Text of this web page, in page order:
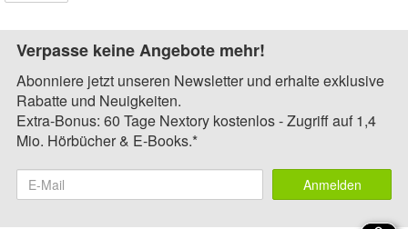
Verpasse keine Angebote mehr!
Abonniere jetzt unseren Newsletter und erhalte exklusive
Rabatte und Neuigkeiten.
Extra-Bonus: 60 Tage Nextory kostenlos - Zugriff auf 1,4
Mio. Hörbücher & E-Books.*
Anmelden